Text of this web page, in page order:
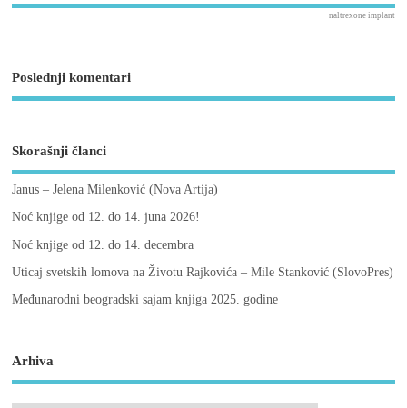
naltrexone implant
Poslednji komentari
Skorašnji članci
Janus – Jelena Milenković (Nova Artija)
Noć knjige od 12. do 14. juna 2026!
Noć knjige od 12. do 14. decembra
Uticaj svetskih lomova na Životu Rajkovića – Mile Stanković (SlovoPres)
Međunarodni beogradski sajam knjiga 2025. godine
Arhiva